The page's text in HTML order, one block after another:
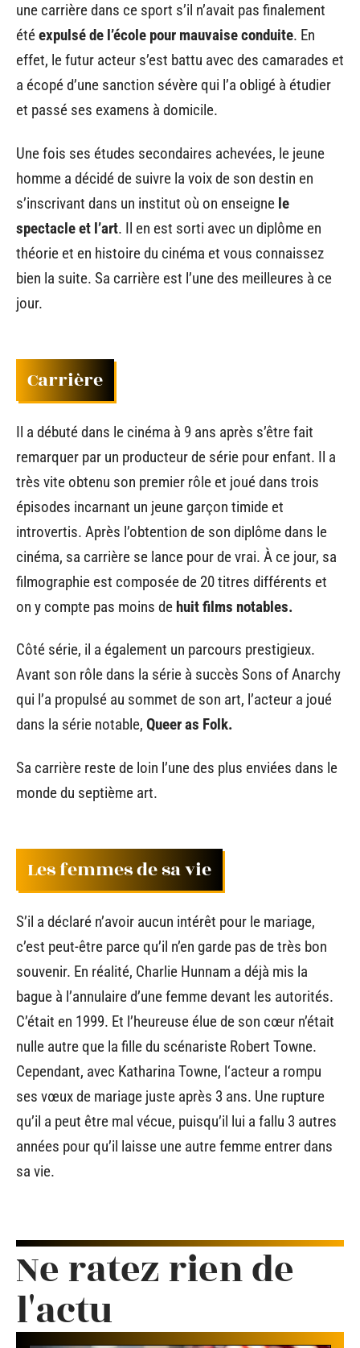
une carrière dans ce sport s’il n’avait pas finalement
étéexpulsé de l’école pour mauvaise conduite. En
effet, le futur acteur s’est battu avec des camarades et
a écopé d’une sanction sévère qui l’a obligé à étudier
et passé ses examens à domicile.
Une fois ses études secondaires achevées, le jeune
homme a décidé de suivre la voix de son destin en
s’inscrivant dans un institut où on enseigne le
spectacle et l’art. Il en est sorti avec un diplôme en
théorie et en histoire du cinéma et vous connaissez
bien la suite. Sa carrière est l’une des meilleures à ce
jour.
Carrière
Il a débuté dans le cinéma à 9 ans après s’être fait
remarquer par un producteur de série pour enfant. Il a
très vite obtenu son premier rôle et joué dans trois
épisodes incarnant un jeune garçon timide et
introvertis. Après l’obtention de son diplôme dans le
cinéma, sa carrière se lance pour de vrai. À ce jour, sa
filmographie est composée de 20 titres différents et
on y compte pas moins de huit films notables.
Côté série, il a également un parcours prestigieux.
Avant son rôle dans la série à succès Sons of Anarchy
qui l’a propulsé au sommet de son art, l’acteur a joué
dans la série notable, Queer as Folk.
Sa carrière reste de loin l’une des plus enviées dans le
monde du septième art.
Les femmes de sa vie
S’il a déclaré n’avoir aucun intérêt pour le mariage,
c’est peut-être parce qu’il n’en garde pas de très bon
souvenir. En réalité, Charlie Hunnam a déjà mis la
bague à l’annulaire d’une femme devant les autorités.
C’était en 1999. Et l’heureuse élue de son cœur n’était
nulle autre que la fille du scénariste Robert Towne.
Cependant, avec Katharina Towne, l‘acteur a rompu
ses vœux de mariage juste après 3 ans. Une rupture
qu’il a peut être mal vécue, puisqu’il lui a fallu 3 autres
années pour qu’il laisse une autre femme entrer dans
sa vie.
Ne ratez rien de
l'actu